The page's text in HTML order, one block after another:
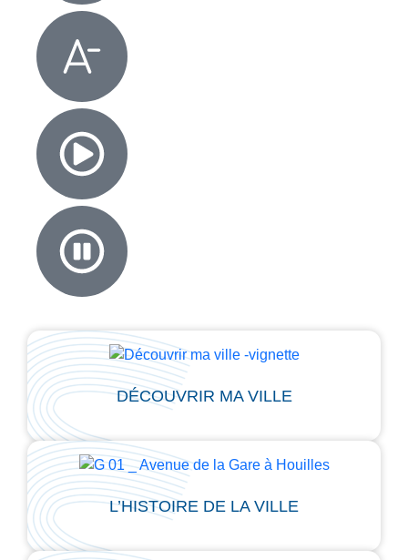
DÉCOUVRIR MA VILLE
L’HISTOIRE DE LA VILLE